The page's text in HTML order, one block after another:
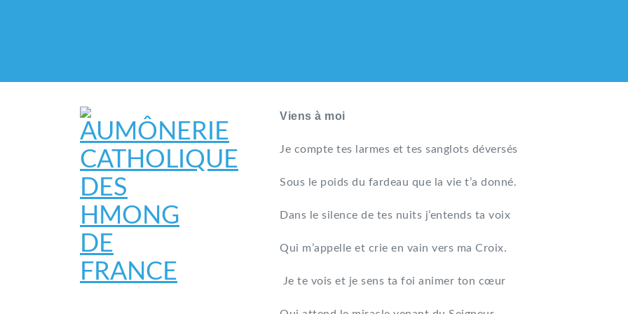
Viens à moi
Je compte tes larmes et tes sanglots déversés
Sous le poids du fardeau que la vie t’a donné.
Dans le silence de tes nuits j’entends ta voix
Qui m’appelle et crie en vain vers ma Croix.
Je te vois et je sens ta foi animer ton cœur